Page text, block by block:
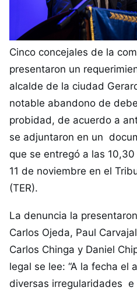
Cinco concejales de la
presentaron un
alcalde de la ciudad
notable abandono de
probidad, de acuerdo a
se adjuntaron en un
que se entregó a las
11 de noviembre en el
(TER).
La denuncia la
Carlos Ojeda, Paul
Carlos Chinga y Daniel
legal se lee: “A la fecha el
diversas irregularidades e